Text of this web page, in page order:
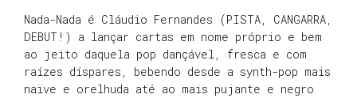
Nada-Nada é Cláudio Fernandes (PISTA, CANGARRA,
DEBUT!) a lançar cartas em nome próprio e bem
ao jeito daquela pop dançável, fresca e com
raízes díspares, bebendo desde a synth-pop mais
naïve e orelhuda até ao mais pujante e negro